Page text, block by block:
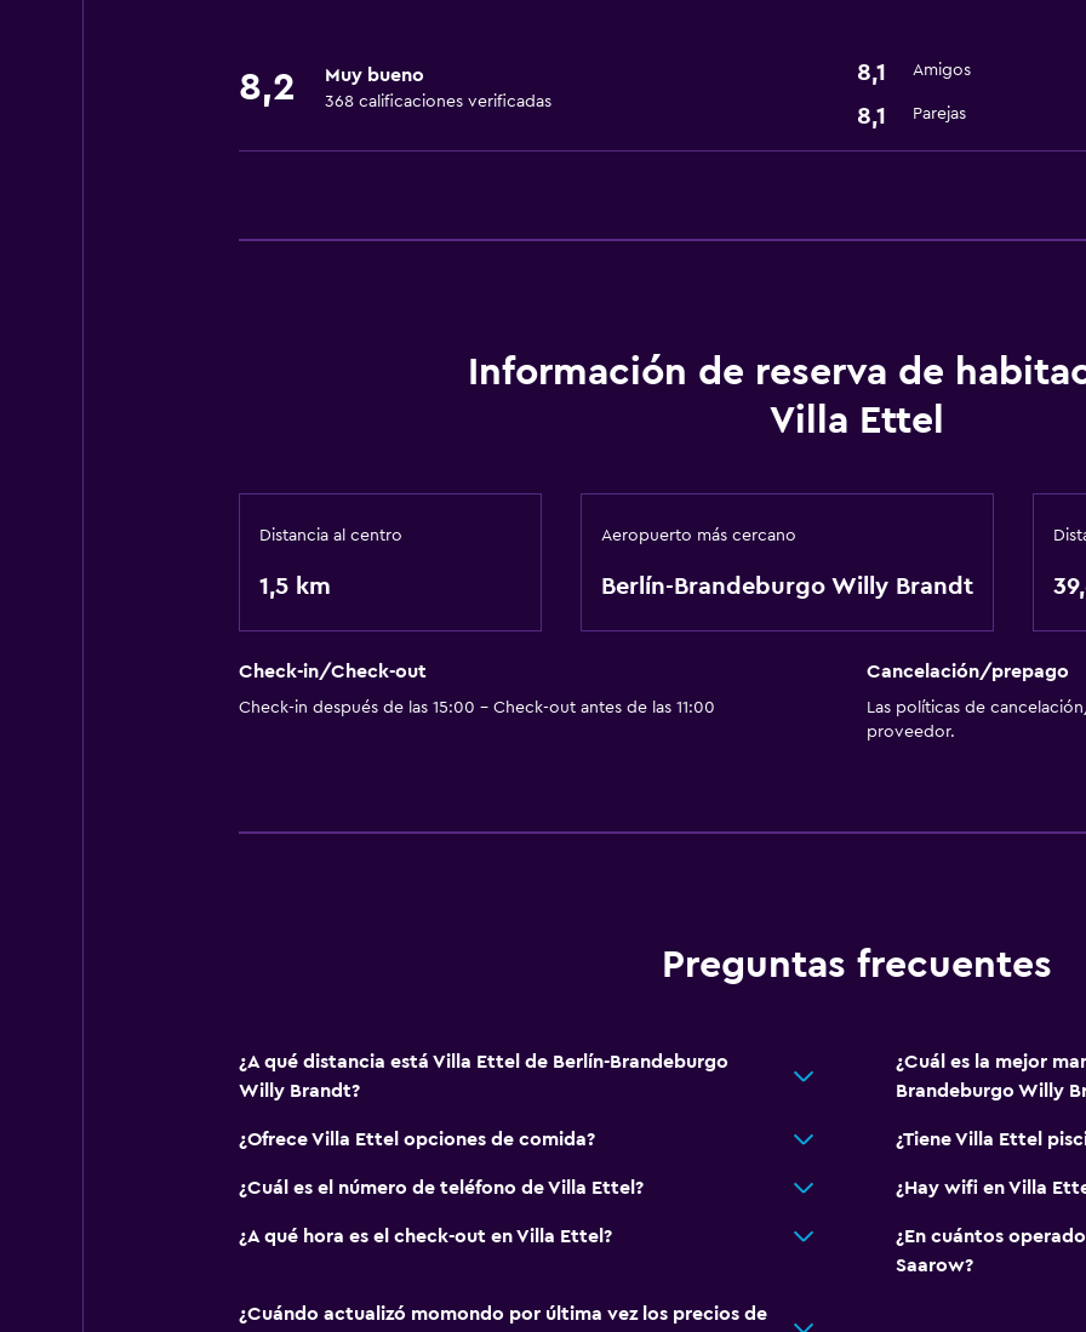
8,2 Muy bueno
368 calificaciones verificadas
8,1 Amigos
8,1 Parejas
Información de reserva de
Villa Ettel
Distancia al centro
1,5 km
Aeropuerto más cercano
Berlín-Brandeburgo Willy Brandt
Check-in/Check-out
Check-in después de las 15:00 - Check-out antes de las 11:00
Cancelación/prepago
Las políticas de
proveedor.
Preguntas frecuentes
¿A qué distancia está Villa Ettel de Berlín-Brandeburgo
Willy Brandt?
¿Cuál es la mejor
Brandeburgo Willy
¿Ofrece Villa Ettel opciones de comida? ¿Tiene Villa Ettel
¿Cuál es el número de teléfono de Villa Ettel? ¿Hay wifi en Villa
¿A qué hora es el check-out en Villa Ettel?
¿En cuántos
Saarow?
¿Cuándo actualizó momondo por última vez los precios de